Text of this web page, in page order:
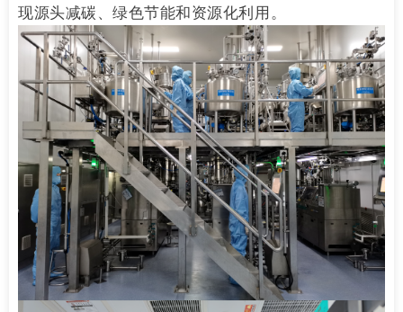
现源头减碳、绿色节能和资源化利用。